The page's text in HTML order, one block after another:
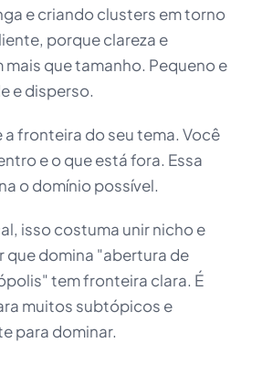
e criando clusters em torno
porque clareza e
que tamanho. Pequeno e
e disperso.
fronteira do seu tema. Você
e o que está fora. Essa
o domínio possível.
isso costuma unir nicho e
que domina "abertura de
tem fronteira clara. É
muitos subtópicos e
para dominar.